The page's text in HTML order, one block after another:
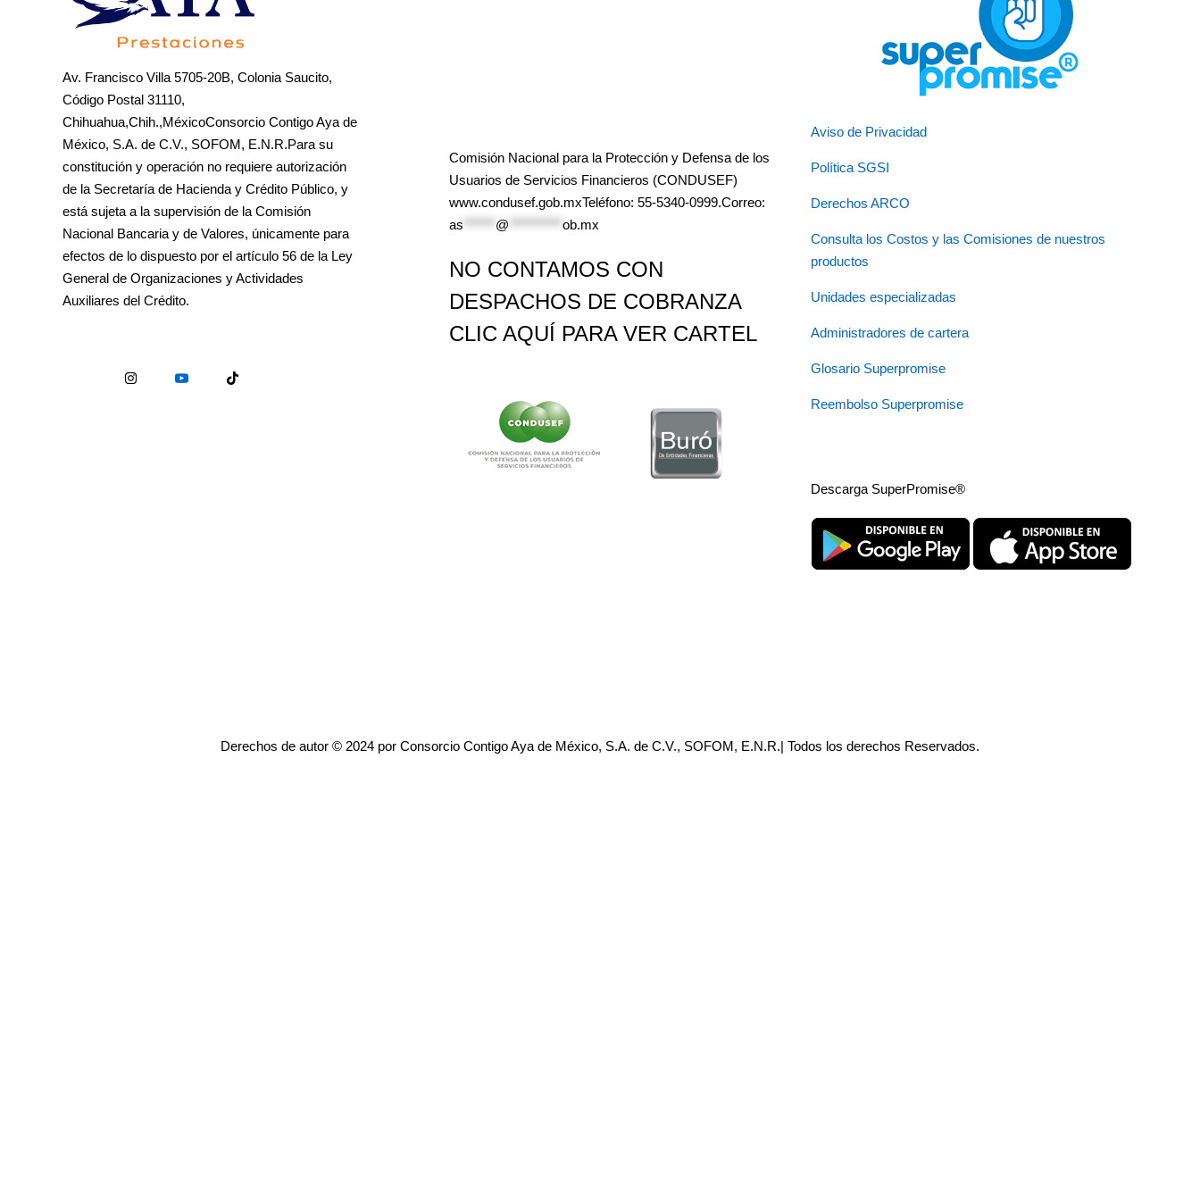
Av. Francisco Villa 5705-20B, Colonia Saucito,
Código Postal 31110,
Chihuahua,Chih.,MéxicoConsorcio Contigo Aya de
México, S.A. de C.V., SOFOM, E.N.R.Para su
constitución y operación no requiere autorización
de la Secretaría de Hacienda y Crédito Público, y
está sujeta a la supervisión de la Comisión
Nacional Bancaria y de Valores, únicamente para
efectos de lo dispuesto por el artículo 56 de la Ley
General de Organizaciones y Actividades
Auxiliares del Crédito.
Comisión Nacional para la Protección y Defensa de los
Usuarios de Servicios Financieros (CONDUSEF)
www.condusef.gob.mxTeléfono: 55-5340-0999.Correo:
as
@ ob.mx
NO CONTAMOS CON
DESPACHOS DE COBRANZA
CLIC AQUÍ PARA VER CARTEL
Aviso de Privacidad
Política SGSI
Derechos ARCO
Consulta los Costos y las Comisiones de nuestros
productos
Unidades especializadas
Administradores de cartera
Glosario Superpromise
Reembolso Superpromise
Descarga SuperPromise®
Derechos de autor © 2024 por Consorcio Contigo Aya de México, S.A. de C.V., SOFOM, E.N.R.| Todos los derechos Reservados.